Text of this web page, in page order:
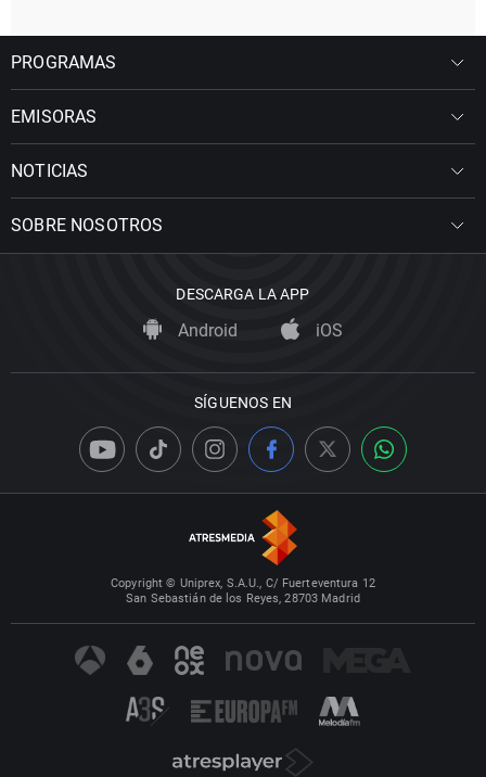
PROGRAMAS
EMISORAS
NOTICIAS
SOBRE NOSOTROS
DESCARGA LA APP
Android iOS
SÍGUENOS EN
Copyright © Uniprex, S.A.U., C/ Fuerteventura 12
San Sebastián de los Reyes, 28703 Madrid